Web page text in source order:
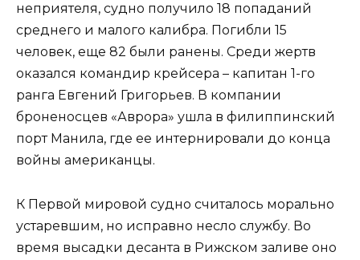
неприятеля, судно получило 18 попаданий
среднего и малого калибра. Погибли 15
человек, еще 82 были ранены. Среди жертв
оказался командир крейсера – капитан 1-го
ранга Евгений Григорьев. В компании
броненосцев «Аврора» ушла в филиппинский
порт Манила, где ее интернировали до конца
войны американцы.
К Первой мировой судно считалось морально
устаревшим, но исправно несло службу. Во
время высадки десанта в Рижском заливе оно